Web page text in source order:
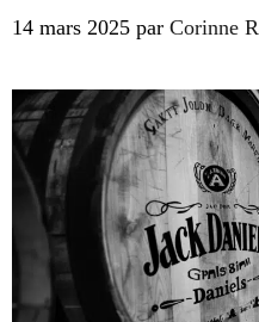
14 mars 2025 par Corinne